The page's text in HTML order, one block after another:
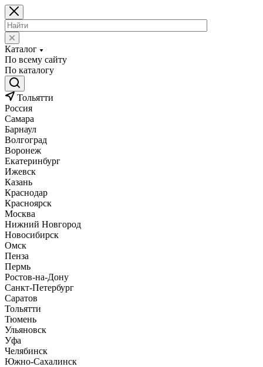
Каталог
По всему сайту
По каталогу
Тольятти
Россия
Самара
Барнаул
Волгоград
Воронеж
Екатеринбург
Ижевск
Казань
Краснодар
Красноярск
Москва
Нижний Новгород
Новосибирск
Омск
Пенза
Пермь
Ростов-на-Дону
Санкт-Петербург
Саратов
Тольятти
Тюмень
Ульяновск
Уфа
Челябинск
Южно-Сахалинск